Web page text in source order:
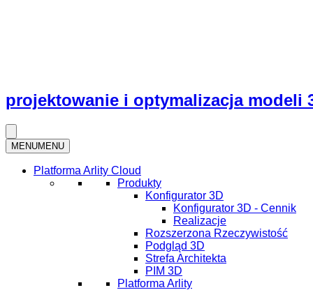
projektowanie i optymalizacja modeli
MENUMENU
Platforma Arlity Cloud
Produkty
Konfigurator 3D
Konfigurator 3D - Cennik
Realizacje
Rozszerzona Rzeczywistość
Podgląd 3D
Strefa Architekta
PIM 3D
Platforma Arlity